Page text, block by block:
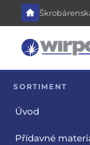
SORTIMENT
Úvod
Přídavné